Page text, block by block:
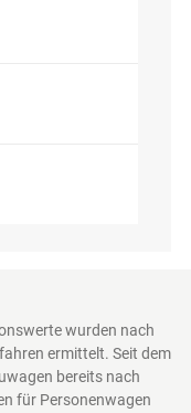
wurden nach
ermittelt. Seit dem
bereits nach
für Personenwagen